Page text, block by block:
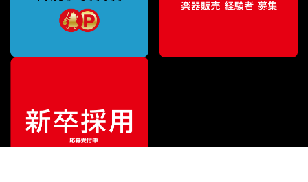
販売価格¥16,610（税込）